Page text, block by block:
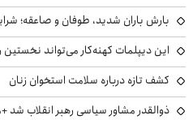
بارش باران شدید، طوفان و صاعقه؛
این دیپلمات کهنه‌کار می‌تواند
کشف تازه درباره سلامت استخوان زنان
ذوالقدر مشاور سیاسی رهبر انقلاب شد